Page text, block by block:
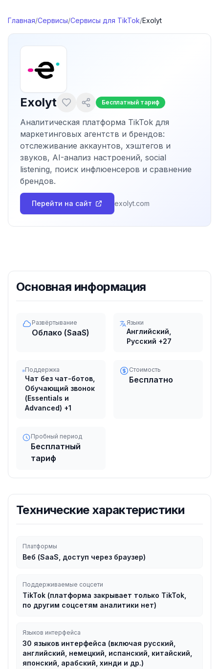
Главная/Сервисы/Сервисы для TikTok/Exolyt
Exolyt Бесплатный тариф
Аналитическая платформа TikTok для
маркетинговых агентств и брендов:
отслеживание аккаунтов, хэштегов и
звуков, AI-анализ настроений, social
listening, поиск инфлюенсеров и сравнение
брендов.
Перейти на сайт exolyt.com
Основная информация
Развёртывание
Облако (SaaS)
Языки
Английский,
Русский +27
Поддержка
Чат без чат-ботов,
Обучающий звонок
(Essentials и
Advanced) +1
Стоимость
Бесплатно
Пробный период
Бесплатный
тариф
Технические характеристики
Платформы
Веб (SaaS, доступ через браузер)
Поддерживаемые соцсети
TikTok (платформа закрывает только TikTok,
по другим соцсетям аналитики нет)
Языков интерфейса
30 языков интерфейса (включая русский,
английский, немецкий, испанский, китайский,
японский, арабский, хинди и др.)